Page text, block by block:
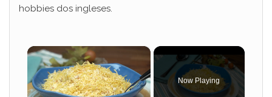
hobbies dos ingleses.
×
Now Playing